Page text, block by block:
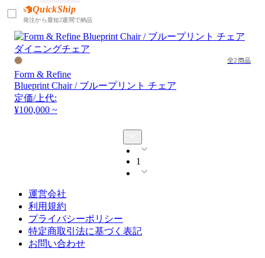
QuickShip
発注から最短2週間で納品
全2商品
Form & Refine
Blueprint Chair / ブループリント チェア
定価/上代:
¥100,000 ~
1
運営会社
利用規約
プライバシーポリシー
特定商取引法に基づく表記
お問い合わせ